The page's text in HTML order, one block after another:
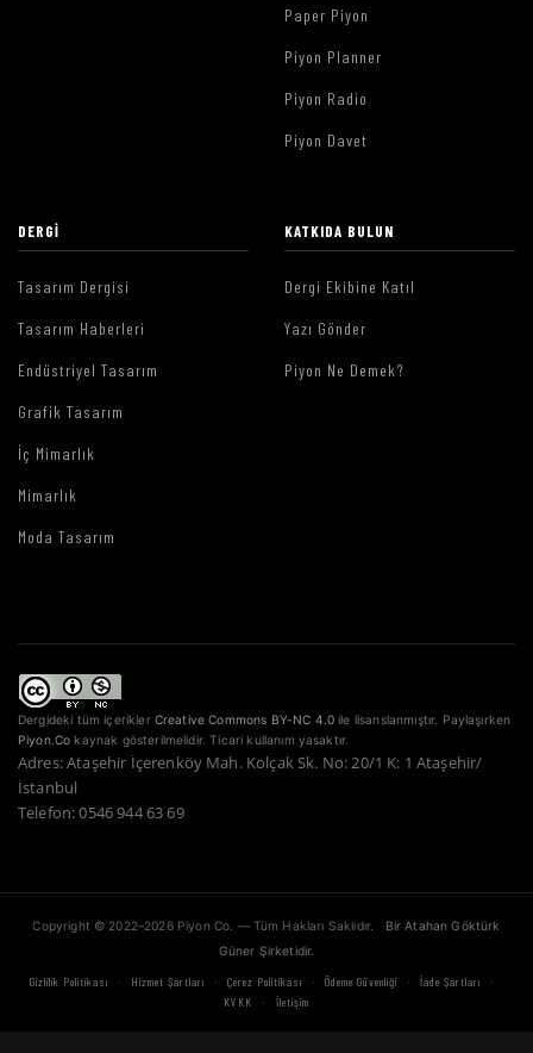
Paper Piyon
Piyon Planner
Piyon Radio
Piyon Davet
DERGI
Tasarım Dergisi
Tasarım Haberleri
Endüstriyel Tasarım
Grafik Tasarım
İç Mimarlık
Mimarlık
Moda Tasarım
KATKIDA BULUN
Dergi Ekibine Katıl
Yazı Gönder
Piyon Ne Demek?
Dergideki tüm içerikler Creative Commons BY-NC 4.0 ile lisanslanmıştır. Paylaşırken
Piyon.Co kaynak gösterilmelidir. Ticari kullanım yasaktır.
Adres: Ataşehir İçerenköy Mah. Kolçak Sk. No: 20/1 K: 1 Ataşehir/
İstanbul
Telefon: 0546 944 63 69
Copyright © 2022–2026 Piyon Co. — Tüm Hakları Saklıdır.
Bir Atahan Göktürk
Güner Şirketidir.
Gizlilik Politikası · Hizmet Şartları · Çerez Politikası · Ödeme Güvenliği · İade Şartları ·
KVKK · İletişim